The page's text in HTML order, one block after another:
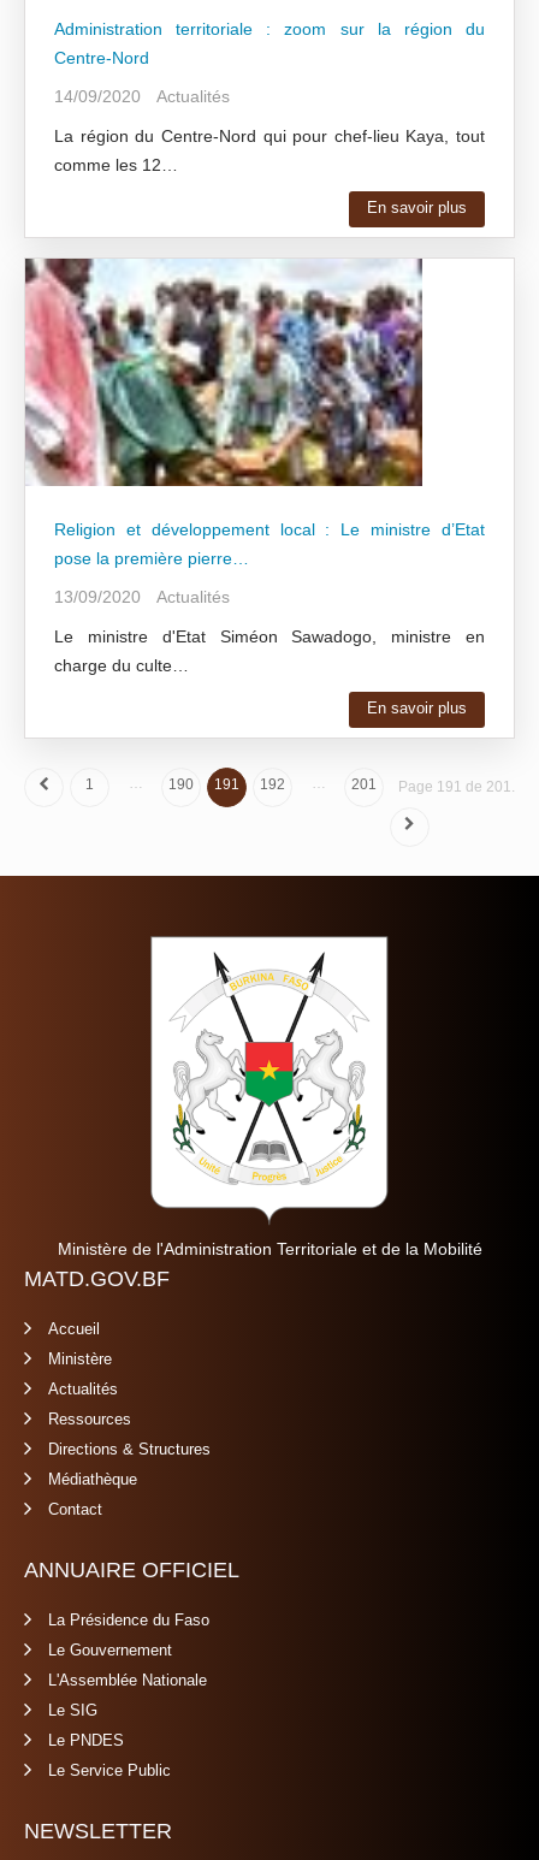
Administration territoriale : zoom sur la région du
Centre-Nord
14/09/2020
Actualités
La région du Centre-Nord qui pour chef-lieu Kaya, tout
comme les 12…
En savoir plus
Religion et développement local : Le ministre d’Etat
pose la première pierre…
13/09/2020
Actualités
Le ministre d'Etat Siméon Sawadogo, ministre en
charge du culte…
En savoir plus
Page 191 de 201.
1 … 190 191 192 … 201
Ministère de l'Administration Territoriale et de la Mobilité
MATD.GOV.BF
Accueil
Ministère
Actualités
Ressources
Directions & Structures
Médiathèque
Contact
ANNUAIRE OFFICIEL
La Présidence du Faso
Le Gouvernement
L'Assemblée Nationale
Le SIG
Le PNDES
Le Service Public
NEWSLETTER